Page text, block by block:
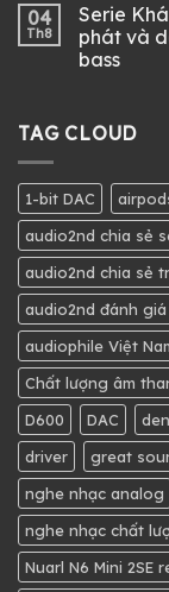
04
Th8
Serie
phát và
bass
TAG CLOUD
1-bit DAC
audio2nd chia sẻ
audio2nd chia sẻ
audio2nd đánh
audiophile Việt
Chất lượng âm
D600
DAC
driver
great
nghe nhạc analog
nghe nhạc chất
Nuarl N6 Mini 2SE